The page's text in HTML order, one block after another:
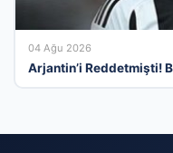
04 Ağu 2026
Arjantin’i Reddetmişti!